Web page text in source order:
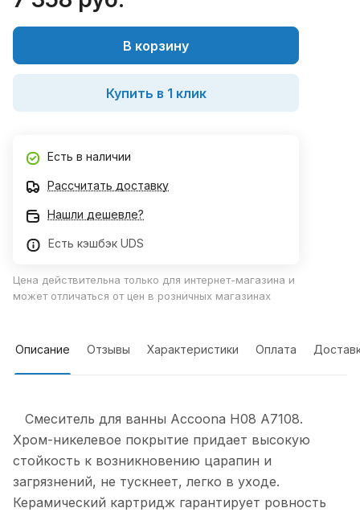
В корзину
Купить в 1 клик
Есть в наличии
Рассчитать доставку
Нашли дешевле?
Есть кэшбэк UDS
Цена действительна только для интернет-магазина и
может отличаться от цен в розничных магазинах
Описание Отзывы Характеристики Оплата
Смеситель для ванны Accoona H08 A7108.
Хром-никелевое покрытие придает высокую
стойкость к возникновению царапин и
загрязнений, не тускнеет, легко в уходе.
Керамический картридж гарантирует ровность